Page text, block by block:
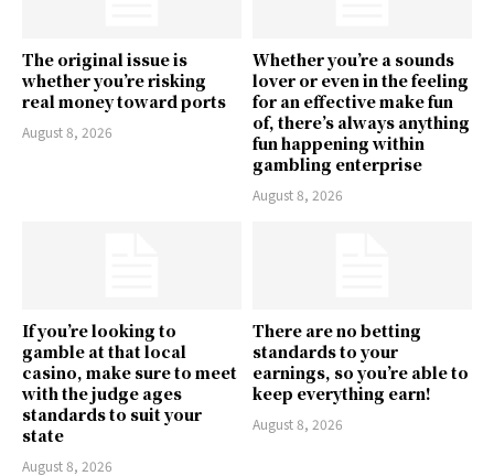
The original issue is
whether you’re risking
real money toward ports
August 8, 2026
Whether you’re a sounds
lover or even in the feeling
for an effective make fun
of, there’s always anything
fun happening within
gambling enterprise
August 8, 2026
If you’re looking to
gamble at that local
casino, make sure to meet
with the judge ages
standards to suit your
state
August 8, 2026
There are no betting
standards to your
earnings, so you’re able to
keep everything earn!
August 8, 2026